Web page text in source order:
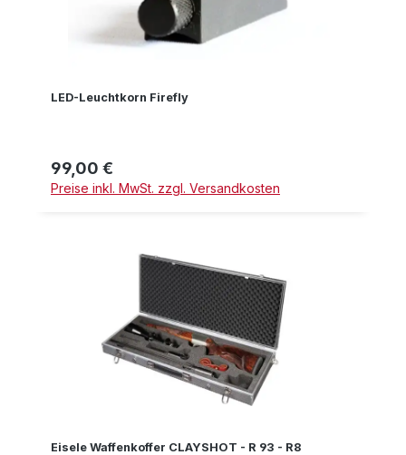
LED-Leuchtkorn Firefly
Regulärer Preis:
99,00 €
Preise inkl. MwSt. zzgl. Versandkosten
Eisele Waffenkoffer CLAYSHOT - R 93 - R8